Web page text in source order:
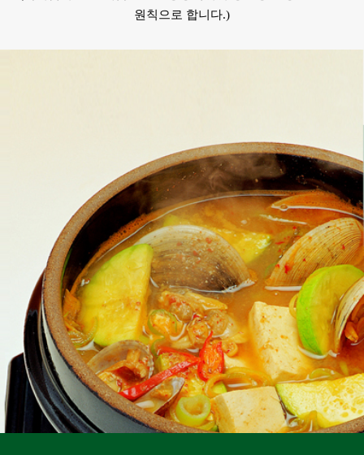
원칙으로 합니다.)